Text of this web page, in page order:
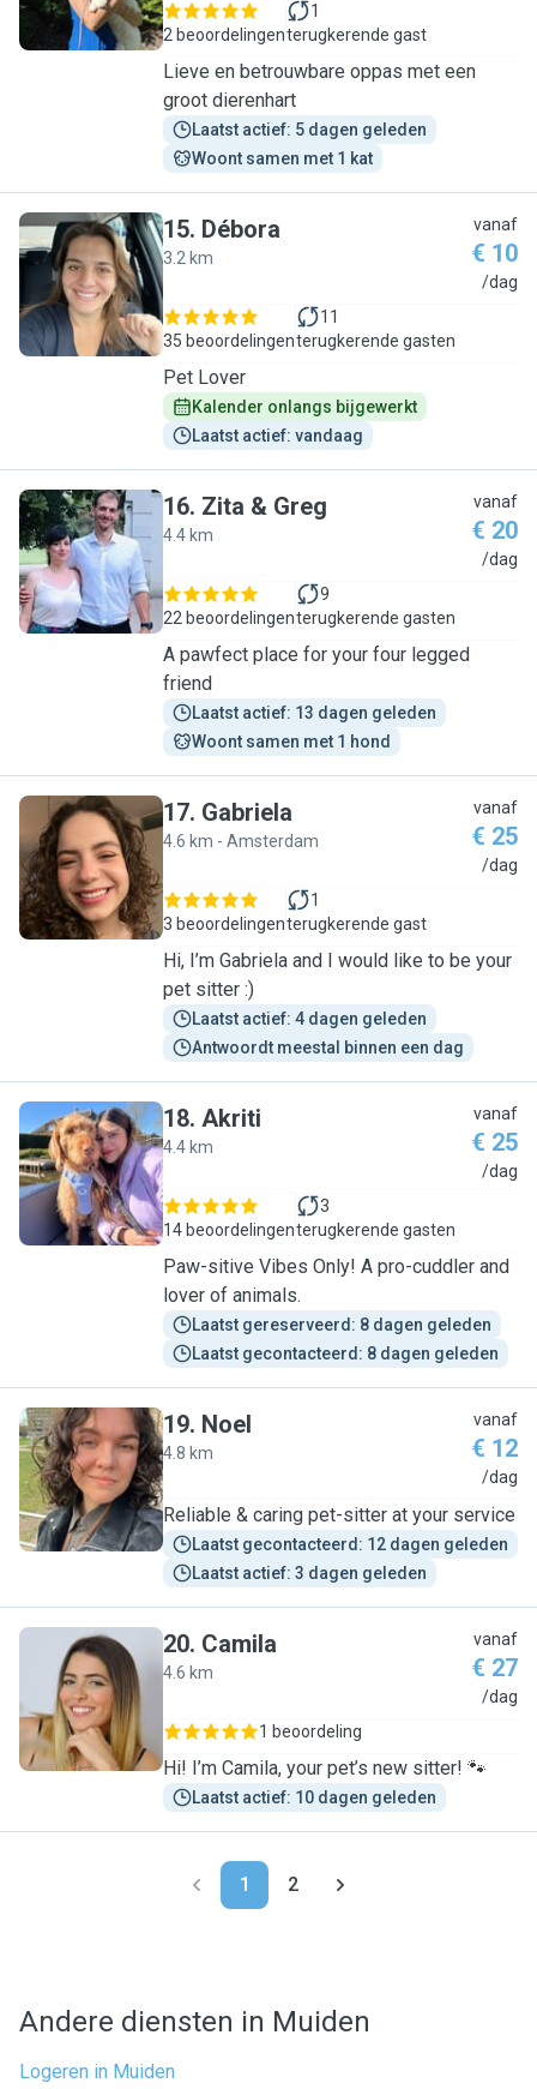
2 beoordelingen
1
terugkerende gast
Lieve en betrouwbare oppas met een
groot dierenhart
Laatst actief: 5 dagen geleden
Woont samen met 1 kat
D
15. Débora
3.2 km
vanaf
€ 10
/dag
35 beoordelingen
11
terugkerende gasten
Pet Lover
Kalender onlangs bijgewerkt
Laatst actief: vandaag
Z
16. Zita & Greg
4.4 km
vanaf
€ 20
/dag
22 beoordelingen
9
terugkerende gasten
A pawfect place for your four legged
friend
Laatst actief: 13 dagen geleden
Woont samen met 1 hond
G
17. Gabriela
4.6 km - Amsterdam
vanaf
€ 25
/dag
3 beoordelingen
1
terugkerende gast
Hi, I’m Gabriela and I would like to be your
pet sitter :)
Laatst actief: 4 dagen geleden
Antwoordt meestal binnen een dag
A
18. Akriti
4.4 km
vanaf
€ 25
/dag
14 beoordelingen
3
terugkerende gasten
Paw-sitive Vibes Only! A pro-cuddler and
lover of animals.
Laatst gereserveerd: 8 dagen geleden
Laatst gecontacteerd: 8 dagen geleden
N
19. Noel
4.8 km
vanaf
€ 12
/dag
Reliable & caring pet-sitter at your service
Laatst gecontacteerd: 12 dagen geleden
Laatst actief: 3 dagen geleden
C
20. Camila
4.6 km
vanaf
€ 27
/dag
1 beoordeling
Hi! I’m Camila, your pet’s new sitter! 🐾
Laatst actief: 10 dagen geleden
1 2
Andere diensten in Muiden
Logeren in Muiden